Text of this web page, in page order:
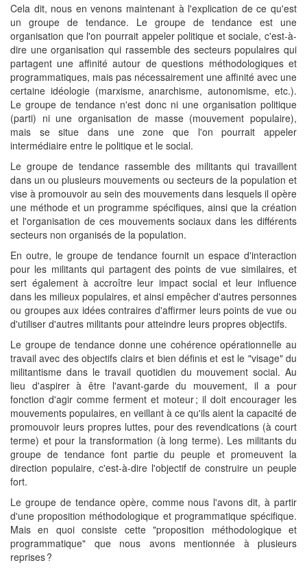
Cela dit, nous en venons maintenant à l'explication de ce qu'est
un groupe de tendance. Le groupe de tendance est une
organisation que l'on pourrait appeler politique et sociale, c'est-à-
dire une organisation qui rassemble des secteurs populaires qui
partagent une affinité autour de questions méthodologiques et
programmatiques, mais pas nécessairement une affinité avec une
certaine idéologie (marxisme, anarchisme, autonomisme, etc.).
Le groupe de tendance n'est donc ni une organisation politique
(parti) ni une organisation de masse (mouvement populaire),
mais se situe dans une zone que l'on pourrait appeler
intermédiaire entre le politique et le social.
Le groupe de tendance rassemble des militants qui travaillent
dans un ou plusieurs mouvements ou secteurs de la population et
vise à promouvoir au sein des mouvements dans lesquels il opère
une méthode et un programme spécifiques, ainsi que la création
et l'organisation de ces mouvements sociaux dans les différents
secteurs non organisés de la population.
En outre, le groupe de tendance fournit un espace d'interaction
pour les militants qui partagent des points de vue similaires, et
sert également à accroître leur impact social et leur influence
dans les milieux populaires, et ainsi empêcher d'autres personnes
ou groupes aux idées contraires d'affirmer leurs points de vue ou
d'utiliser d'autres militants pour atteindre leurs propres objectifs.
Le groupe de tendance donne une cohérence opérationnelle au
travail avec des objectifs clairs et bien définis et est le "visage" du
militantisme dans le travail quotidien du mouvement social. Au
lieu d'aspirer à être l'avant-garde du mouvement, il a pour
fonction d'agir comme ferment et moteur ; il doit encourager les
mouvements populaires, en veillant à ce qu'ils aient la capacité de
promouvoir leurs propres luttes, pour des revendications (à court
terme) et pour la transformation (à long terme). Les militants du
groupe de tendance font partie du peuple et promeuvent la
direction populaire, c'est-à-dire l'objectif de construire un peuple
fort.
Le groupe de tendance opère, comme nous l'avons dit, à partir
d'une proposition méthodologique et programmatique spécifique.
Mais en quoi consiste cette "proposition méthodologique et
programmatique" que nous avons mentionnée à plusieurs
reprises ?